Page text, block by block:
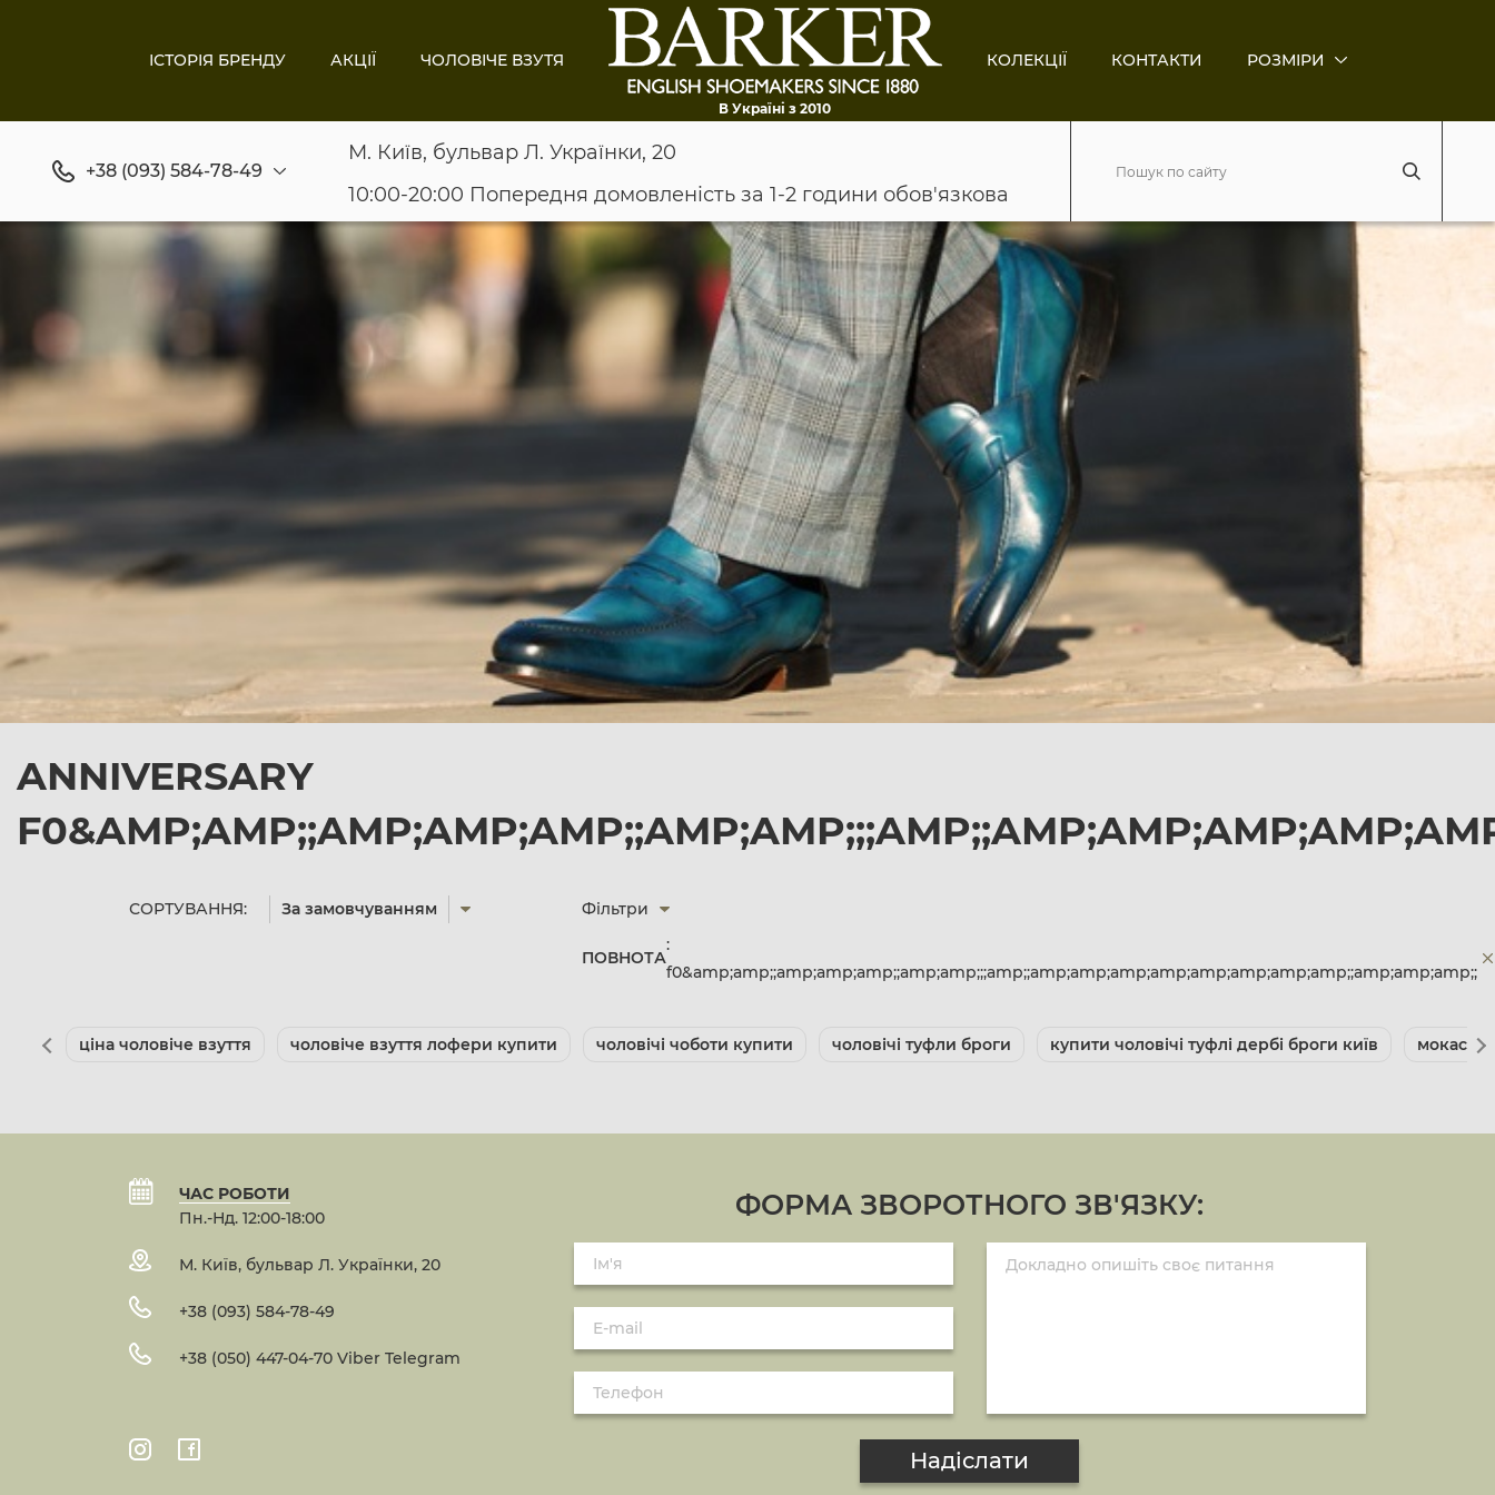
ІСТОРІЯ БРЕНДУ АКЦІЇ ЧОЛОВІЧЕ ВЗУТЯ
В Україні з 2010
КОЛЕКЦІЇ КОНТАКТИ РОЗМІРИ
+38 (093) 584-78-49
М. Київ, бульвар Л. Українки, 20
10:00-20:00 Попередня домовленість за 1-2 години обов'язкова
ANNIVERSARY
СОРТУВАННЯ: За замовчуванням Фільтри
ПОВНОТА
:
f0&amp;amp;;amp;amp;amp;;amp;amp;;;amp;;amp;amp;amp;amp;amp;amp;amp;amp;;amp;amp;amp;;
ціна чоловіче взуття чоловіче взуття лофери купити чоловічі чоботи купити чоловічі туфли броги купити чоловічі туфлі дербі броги київ
ЧАС РОБОТИ
Пн.-Нд. 12:00-18:00
М. Київ, бульвар Л. Українки, 20
+38 (093) 584-78-49
+38 (050) 447-04-70 Viber Telegram
ФОРМА ЗВОРОТНОГО ЗВ'ЯЗКУ:
Надіслати